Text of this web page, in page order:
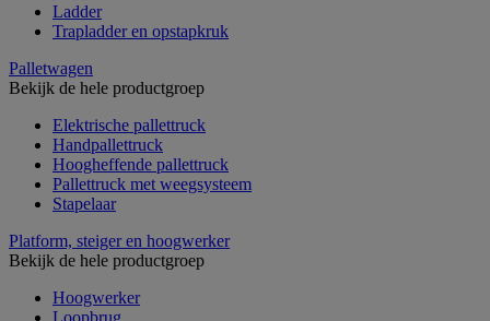
Ladder
Trapladder en opstapkruk
Palletwagen
Bekijk de hele productgroep
Elektrische pallettruck
Handpallettruck
Hoogheffende pallettruck
Pallettruck met weegsysteem
Stapelaar
Platform, steiger en hoogwerker
Bekijk de hele productgroep
Hoogwerker
Loopbrug